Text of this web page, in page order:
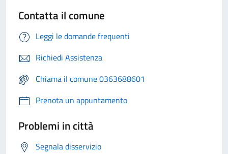
Contatta il comune
Leggi le domande frequenti
Richiedi Assistenza
Chiama il comune 0363688601
Prenota un appuntamento
Problemi in città
Segnala disservizio